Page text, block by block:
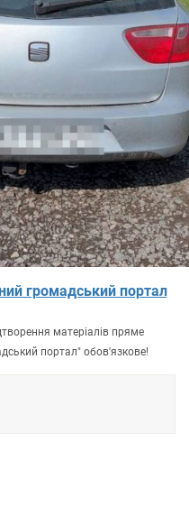
громадський портал
матеріалів пряме
портал" обов'язкове!